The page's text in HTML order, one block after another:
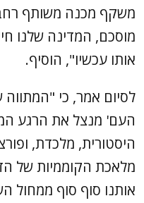
משקף מכנה משותף
מוסכם, המדינה שלנו
אותו עכשיו", הוסיף.
לסיום אמר, כי
העם' מנצל את הרגע
היסטורית, מלכדת,
מלאכת הקוממיות של
אותנו סוף סוף ממחול